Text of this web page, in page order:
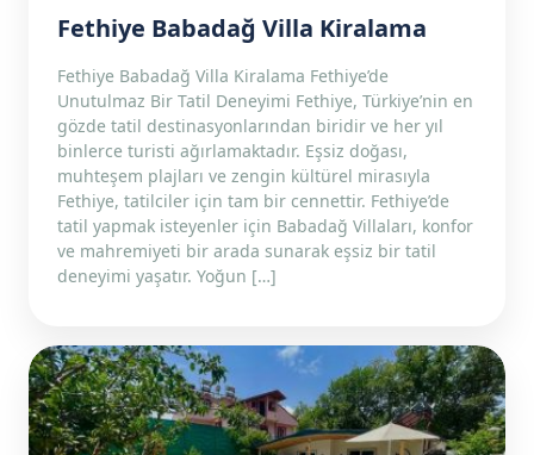
Fethiye Babadağ Villa Kiralama
Fethiye Babadağ Villa Kiralama Fethiye’de
Unutulmaz Bir Tatil Deneyimi Fethiye, Türkiye’nin en
gözde tatil destinasyonlarından biridir ve her yıl
binlerce turisti ağırlamaktadır. Eşsiz doğası,
muhteşem plajları ve zengin kültürel mirasıyla
Fethiye, tatilciler için tam bir cennettir. Fethiye’de
tatil yapmak isteyenler için Babadağ Villaları, konfor
ve mahremiyeti bir arada sunarak eşsiz bir tatil
deneyimi yaşatır. Yoğun […]